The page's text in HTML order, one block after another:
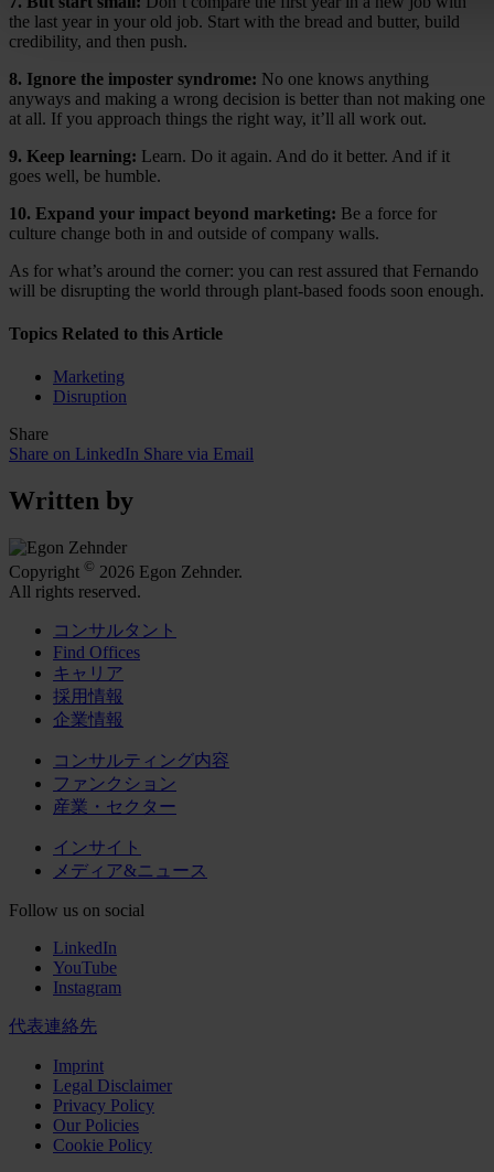
the last year in your old job. Start with the bread and butter, build
credibility, and then push.
8. Ignore the imposter syndrome: No one knows anything
anyways and making a wrong decision is better than not making one
at all. If you approach things the right way, it’ll all work out.
9. Keep learning: Learn. Do it again. And do it better. And if it
goes well, be humble.
10. Expand your impact beyond marketing: Be a force for
culture change both in and outside of company walls.
As for what’s around the corner: you can rest assured that Fernando
will be disrupting the world through plant-based foods soon enough.
Topics Related to this Article
Marketing
Disruption
Share
Share on LinkedIn Share via Email
Written by
Copyright © 2026 Egon Zehnder.
All rights reserved.
コンサルタント
Find Offices
キャリア
採用情報
企業情報
コンサルティング内容
ファンクション
産業・セクター
インサイト
メディア&ニュース
Follow us on social
LinkedIn
YouTube
Instagram
代表連絡先
Imprint
Legal Disclaimer
Privacy Policy
Our Policies
Cookie Policy